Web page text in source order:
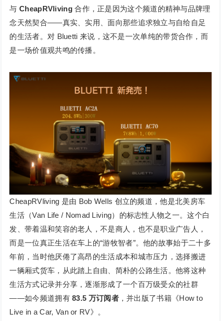
与 CheapRVliving合作，正是因为这个频道的精神与品牌理
念天然契合——真实、实用、面向那些追求独立与自给自足
的生活者。对 Bluetti 来说，这不是一次单纯的带货合作，而
是一场价值观共鸣的传播。
CheapRVliving 是由 Bob Wells 创立的频道，他是北美房车
生活（Van Life / Nomad Living）的标志性人物之一。这个白
发、带着温和笑容的老人，不是商人，也不是职业广告人，
而是一位真正生活在车上的“游牧智者”。他的故事始于二十多
年前，当时他厌倦了高昂的生活成本和城市压力，选择搬进
一辆厢式货车，从此踏上自由、简朴的公路生活。他将这种
生活方式记录并分享，逐渐形成了一个百万级受众的社群
——如今频道拥有83.5 万订阅者，并出版了书籍《How to
Live in a Car, Van or RV》。